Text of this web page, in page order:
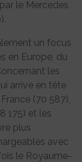
le Mercedes
un focus
en Europe, du
les
arrive en tête
(70 587),
175) et les
plus
avec
le Royaume-